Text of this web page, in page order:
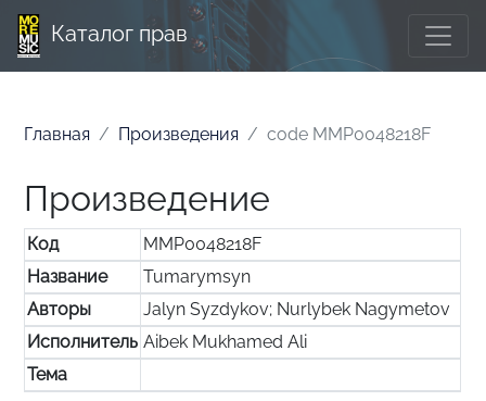
Каталог прав
Главная Произведения code MMP0048218F
Произведение
Код
MMP0048218F
Название
Tumarymsyn
Авторы
Jalyn Syzdykov; Nurlybek Nagymetov
Исполнитель Aibek Mukhamed Ali
Тема